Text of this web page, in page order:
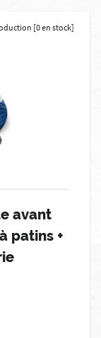
[0 en stock]
avant
patins +